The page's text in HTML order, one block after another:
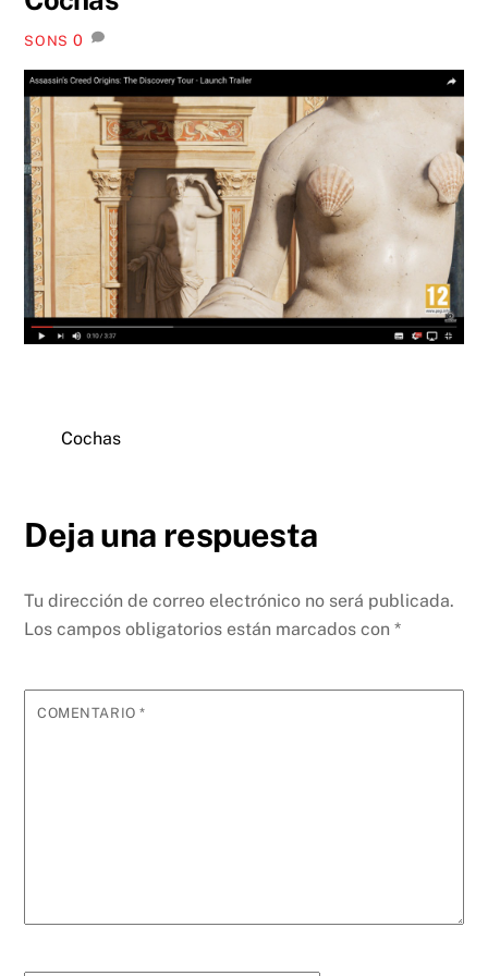
SONS 0
Cochas
Deja una respuesta
Tu dirección de correo electrónico no será publicada.
Los campos obligatorios están marcados con*
COMENTARIO*